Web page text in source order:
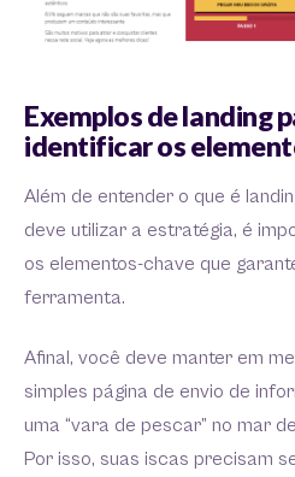
Exemplos de landing
identificar os
Além de entender o que é
deve utilizar a estratégia, é
os elementos-chave que
ferramenta.
Afinal, você deve manter em
simples página de envio de
uma “vara de pescar” no mar
Por isso, suas iscas precisam